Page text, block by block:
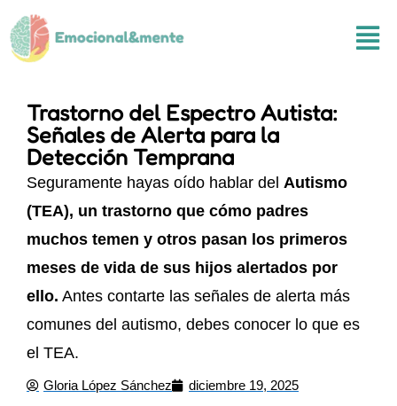
Saltar
Trastorno del Espectro Autista:
Señales de Alerta para la
Detección Temprana
Seguramente hayas oído hablar del Autismo
(TEA), un trastorno que cómo padres
muchos temen y otros pasan los primeros
meses de vida de sus hijos alertados por
ello. Antes contarte las señales de alerta más
comunes del autismo, debes conocer lo que es
el TEA.
Gloria López Sánchez diciembre 19, 2025